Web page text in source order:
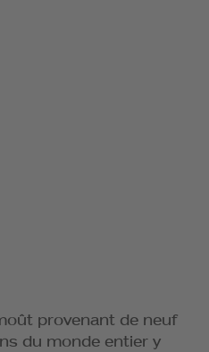
provenant de neuf
du monde entier y